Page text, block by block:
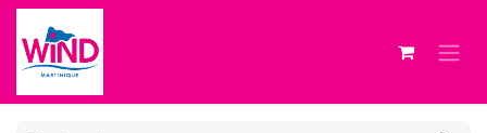
Se rendre au contenu